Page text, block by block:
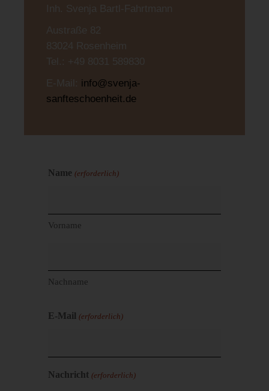
Inh. Svenja Bartl-Fahrtmann
Austraße 82
83024 Rosenheim
Tel.: +49 8031 589830
E-Mail: info@svenja-
sanfteschoenheit.de
Name (erforderlich)
Vorname
Nachname
E-Mail (erforderlich)
Nachricht (erforderlich)